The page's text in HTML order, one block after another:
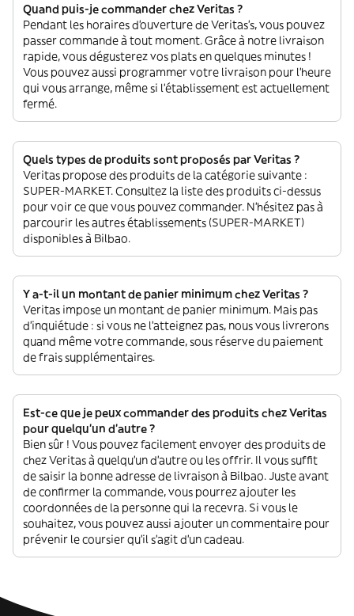
Quand puis-je commander chez Veritas ?
Pendant les horaires d'ouverture de Veritas’s, vous pouvez
passer commande à tout moment. Grâce à notre livraison
rapide, vous dégusterez vos plats en quelques minutes !
Vous pouvez aussi programmer votre livraison pour l'heure
qui vous arrange, même si l'établissement est actuellement
fermé.
Quels types de produits sont proposés par Veritas ?
Veritas propose des produits de la catégorie suivante :
SUPER-MARKET. Consultez la liste des produits ci-dessus
pour voir ce que vous pouvez commander. N'hésitez pas à
parcourir les autres établissements (SUPER-MARKET)
disponibles à Bilbao.
Y a-t-il un montant de panier minimum chez Veritas ?
Veritas impose un montant de panier minimum. Mais pas
d'inquiétude : si vous ne l'atteignez pas, nous vous livrerons
quand même votre commande, sous réserve du paiement
de frais supplémentaires.
Est-ce que je peux commander des produits chez Veritas
pour quelqu'un d'autre ?
Bien sûr ! Vous pouvez facilement envoyer des produits de
chez Veritas à quelqu'un d'autre ou les offrir. Il vous suffit
de saisir la bonne adresse de livraison à Bilbao. Juste avant
de confirmer la commande, vous pourrez ajouter les
coordonnées de la personne qui la recevra. Si vous le
souhaitez, vous pouvez aussi ajouter un commentaire pour
prévenir le coursier qu'il s'agit d'un cadeau.